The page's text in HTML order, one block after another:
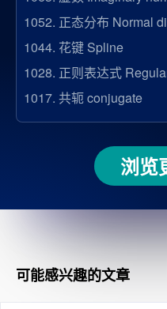
1052. 正态分布 Normal
1044. 花键 Spline
1028. 正则表达式
1017. 共轭 conjugate
浏览
可能感兴趣的文章